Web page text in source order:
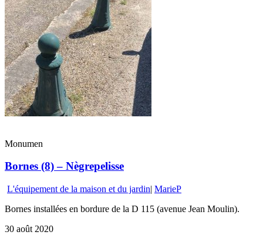
Monumen
Bornes (8) – Nègrepelisse
L'équipement de la maison et du jardin| MarieP
Bornes installées en bordure de la D 115 (avenue Jean Moulin).
30 août 2020